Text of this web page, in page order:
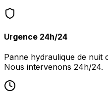
Urgence 24h/24
Panne hydraulique de nuit
Nous intervenons 24h/24.